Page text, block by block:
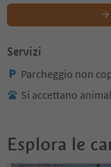
Servizi
Parcheggio non
Si accettano
Esplora le